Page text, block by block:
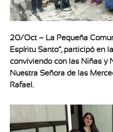
20/Oct – La Pequeña
Espíritu Santo”, participó en
conviviendo con las Niñas y
Nuestra Señora de las
Rafael.